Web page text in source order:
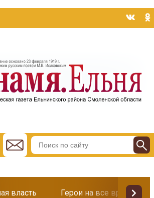
власть Герои на все времена